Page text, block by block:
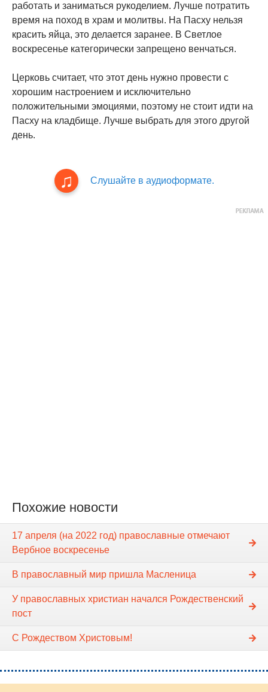
работать и заниматься рукоделием. Лучше потратить
время на поход в храм и молитвы. На Пасху нельзя
красить яйца, это делается заранее. В Светлое
воскресенье категорически запрещено венчаться.
Церковь считает, что этот день нужно провести с
хорошим настроением и исключительно
положительными эмоциями, поэтому не стоит идти на
Пасху на кладбище. Лучше выбрать для этого другой
день.
Слушайте в аудиоформате.
Похожие новости
17 апреля (на 2022 год) православные отмечают
Вербное воскресенье
В православный мир пришла Масленица
У православных христиан начался Рождественский
пост
С Рождеством Христовым!